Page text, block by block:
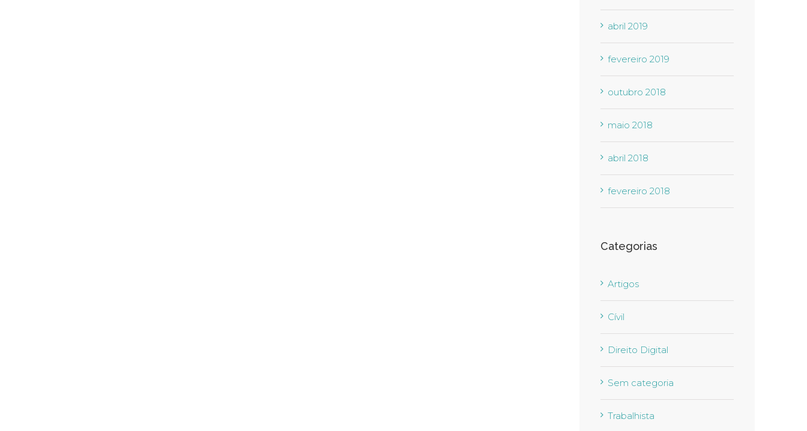
abril 2019
fevereiro 2019
outubro 2018
maio 2018
abril 2018
fevereiro 2018
Categorias
Artigos
Cívil
Direito Digital
Sem categoria
Trabalhista